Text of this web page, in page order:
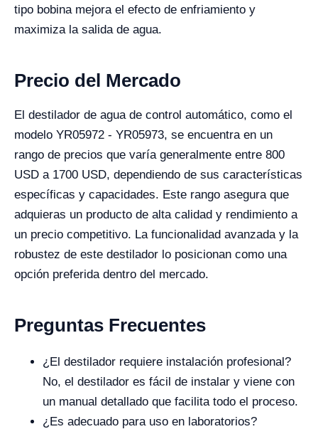
tipo bobina mejora el efecto de enfriamiento y
maximiza la salida de agua.
Precio del Mercado
El destilador de agua de control automático, como el
modelo YR05972 - YR05973, se encuentra en un
rango de precios que varía generalmente entre 800
USD a 1700 USD, dependiendo de sus características
específicas y capacidades. Este rango asegura que
adquieras un producto de alta calidad y rendimiento a
un precio competitivo. La funcionalidad avanzada y la
robustez de este destilador lo posicionan como una
opción preferida dentro del mercado.
Preguntas Frecuentes
¿El destilador requiere instalación profesional?
No, el destilador es fácil de instalar y viene con
un manual detallado que facilita todo el proceso.
¿Es adecuado para uso en laboratorios?